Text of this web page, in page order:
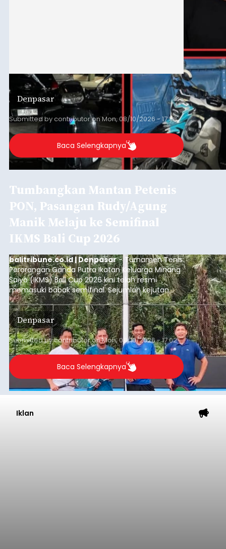
Denpasar
Submitted bycontributoron Mon, 08/10/2026 - 17:38
Baca Selengkapnya
Tumbangkan Mantan Petenis
PON, Pasangan Rudy/Agung
Manik Melaju ke Semifinal
IKMS Bali Cup 2026
balitribune.co.id | Denpasar- Turnamen Tenis
Perorangan Ganda Putra Ikatan Keluarga Minang
Saiyo (IKMS) Bali Cup 2026 kini telah resmi
memasuki babak semifinal. Sejumlah kejutan
mewarnai babak delapan besar yang digelar di
Lapangan Tenis Telkom Denpasar pada Minggu,
9 Agustus 2026.
Denpasar
Submitted bycontributoronMon, 08/10/2026 - 17:02
Baca Selengkapnya
Iklan